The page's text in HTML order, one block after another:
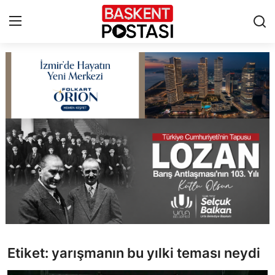
Çerez Politikası
Künye
Ankara
TBMM
Cumhurbaşkanlığı
Etiket: yarışmanın bu yılki teması neydi